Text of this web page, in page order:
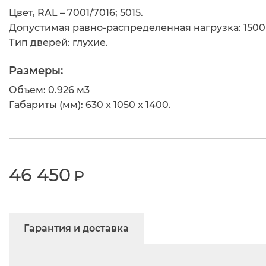
Цвет, RAL – 7001/7016; 5015.
Допустимая равно-распределенная нагрузка: 1500
Тип дверей: глухие.
Размеры:
Объем: 0.926 м3
Габариты (мм): 630 x 1050 x 1400.
46 450 ₽
Гарантия и доставка